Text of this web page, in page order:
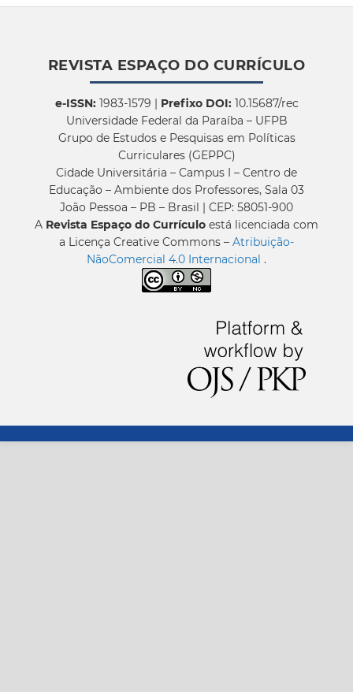
REVISTA ESPAÇO DO CURRÍCULO
e-ISSN:1983-1579 | Prefixo DOI:10.15687/rec
Universidade Federal da Paraíba – UFPB
Grupo de Estudos e Pesquisas em Políticas
Curriculares (GEPPC)
Cidade Universitária – Campus I – Centro de
Educação – Ambiente dos Professores, Sala 03
João Pessoa – PB – Brasil | CEP: 58051-900
A Revista Espaço do Currículo está licenciada com
a Licença Creative Commons – Atribuição-
NãoComercial 4.0 Internacional .